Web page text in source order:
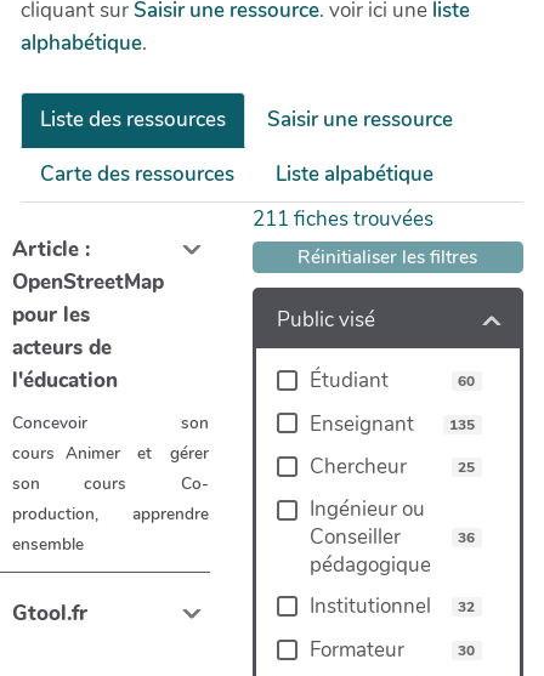
cliquant surSaisir une ressource. voir ici une liste
alphabétique.
Liste des ressources
Saisir une ressource
Carte des ressources
Liste alpabétique
211 fiches trouvées
Réinitialiser les filtres
Public visé
Étudiant 60
Enseignant 135
Chercheur 25
Ingénieur ou
Conseiller
pédagogique
36
Institutionnel 32
Formateur 30
Article :
OpenStreetMap
pour les
acteurs de
l'éducation
Concevoir son
cours Animer et gérer
son cours
Co-
production, apprendre
ensemble
Gtool.fr